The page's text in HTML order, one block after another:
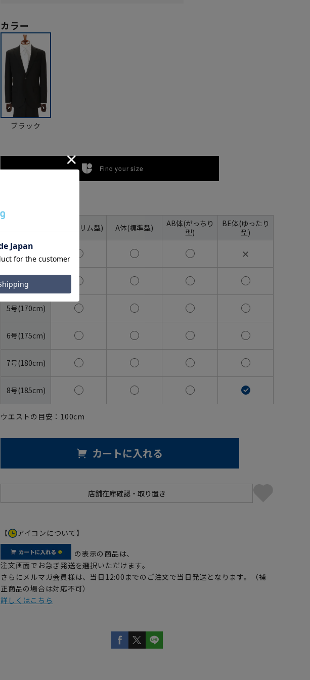
カラー
ブラック
Find your size
号数（身長） YA体(スリム型) A体(標準型)
AB体(がっちり
型)
BE体(ゆったり
型)
3号(160cm) ✕
4号(165cm)
5号(170cm)
6号(175cm)
7号(180cm)
8号(185cm)
ウエストの目安： 100cm
カートに入れる
【 アイコンについて】
の表示の商品は、
注文画面でお急ぎ発送を選択いただけます。
さらにメルマガ会員様は、当日12:00までのご注文で当日発送となります。（補
正商品の場合は対応不可）
詳しくはこちら